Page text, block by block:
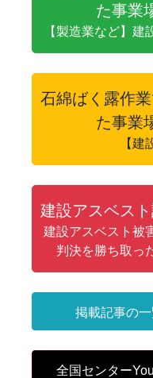
た事業
【製造業など】建
石綿ばく露作
た事業
【建
建設アスベス
建設アスベスト被
判決を勝ち取っ
掲載記事の一
全国センター